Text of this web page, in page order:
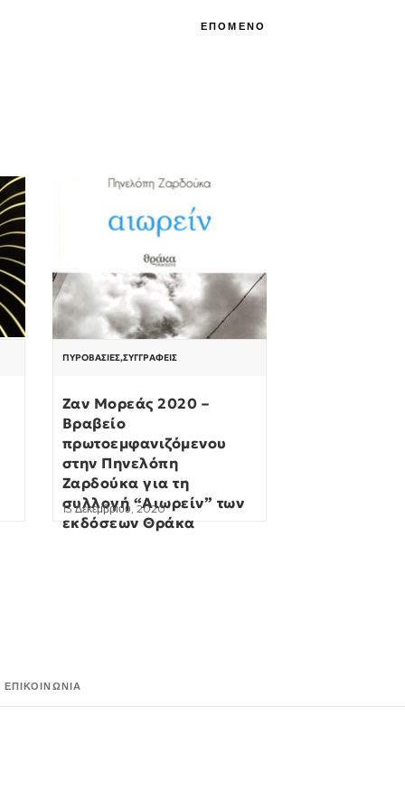
ΕΠΟΜΕΝΟ
ΠΥΡΟΒΑΣΊΕΣ,ΣΥΓΓΡΑΦΕΊΣ
Ζαν Μορεάς 2020 –
Βραβείο
πρωτοεμφανιζόμενου
στην Πηνελόπη
Ζαρδούκα για τη
συλλογή “Αιωρείν” των
εκδόσεων Θράκα
13 Δεκεμβρίου, 2020
ΕΠΙΚΟΙΝΩΝΊΑ